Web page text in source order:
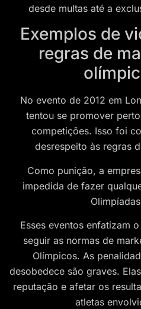
desde multas até a
Exemplos de
regras de
No evento de 2012 em
tentou se promover
competições. Isso foi
desrespeito às regras
Como punição, a
impedida de fazer
Esses eventos enfatizam
seguir as normas de
Olímpicos. As
desobedece são graves.
reputação e afetar os
atletas